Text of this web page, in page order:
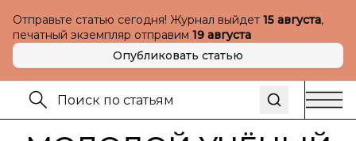
Отправьте статью сегодня! Журнал выйдет 15 августа,
печатный экземпляр отправим 19 августа
Опубликовать статью